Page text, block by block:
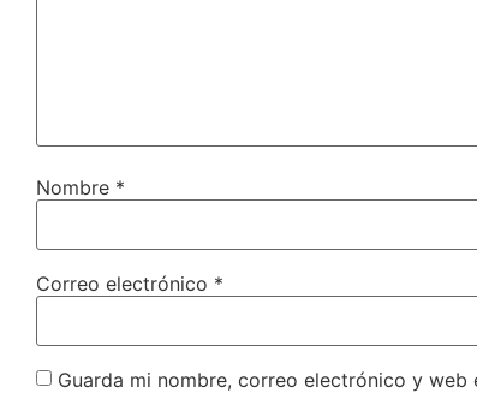
Nombre *
Correo electrónico *
Guarda mi nombre, correo electrónico y